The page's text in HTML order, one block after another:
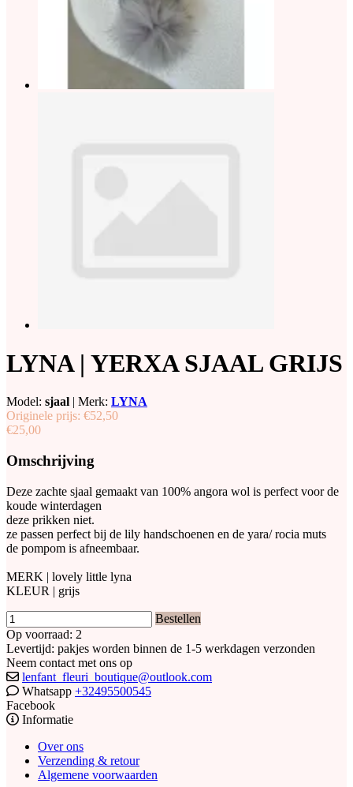
LYNA | YERXA SJAAL GRIJS
Model: sjaal | Merk: LYNA
Originele prijs: €52,50
€25,00
Omschrijving
Deze zachte sjaal gemaakt van 100% angora wol is perfect voor de
koude winterdagen
deze prikken niet.
ze passen perfect bij de lily handschoenen en de yara/ rocia muts
de pompom is afneembaar.
MERK | lovely little lyna
KLEUR | grijs
Bestellen
Op voorraad: 2
Levertijd: pakjes worden binnen de 1-5 werkdagen verzonden
Neem contact met ons op
lenfant_fleuri_boutique@outlook.com
Whatsapp +32495500545
Facebook
Informatie
Over ons
Verzending & retour
Algemene voorwaarden